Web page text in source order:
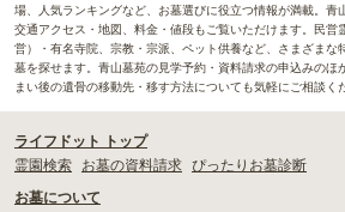
青山ですので、法事用というわけではあ
あちらこちらにあります。花屋も近くに
に小分けのお線香なども販売していまし
60代・女性
総合評価
4.5
場、人気ランキングなど、お墓選びに役立つ情報が満載。青
交通アクセス・地図、料金・値段もご覧いただけます。民営
営）・有名寺院、宗教・宗派、ペット供養など、さまざまな
墓を探せます。青山墓苑の見学予約・資料請求の申込みのほ
まい後の遺骨の移動先・移す方法についても気軽にご相談く
ライフドット トップ
霊園検索
お墓の資料請求 ぴったりお墓診断
お墓について